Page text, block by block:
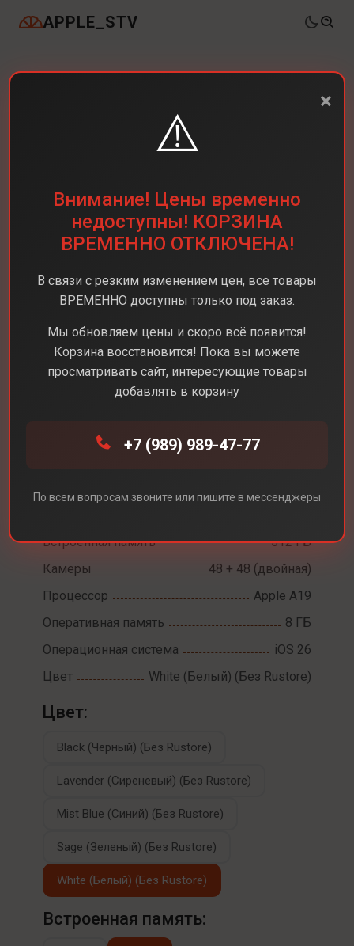
APPLE_STV
iPhone 17
Встроенная память
512 ГБ
Камеры
48 + 48 (двойная)
Процессор
Apple A19
Оперативная память
8 ГБ
Операционная система
iOS 26
Цвет
White (Белый) (Без Rustore)
Цвет:
Black (Черный) (Без Rustore)
Lavender (Сиреневый) (Без Rustore)
Mist Blue (Синий) (Без Rustore)
Sage (Зеленый) (Без Rustore)
White (Белый) (Без Rustore)
Встроенная память:
×
⚠️
Внимание! Цены временно
недоступны! КОРЗИНА
ВРЕМЕННО ОТКЛЮЧЕНА!
В связи с резким изменением цен, все товары
ВРЕМЕННО доступны только под заказ.
Мы обновляем цены и скоро всё появится!
Корзина восстановится! Пока вы можете
просматривать сайт, интересующие товары
добавлять в корзину
+7 (989) 989-47-77
По всем вопросам звоните или пишите в мессенджеры